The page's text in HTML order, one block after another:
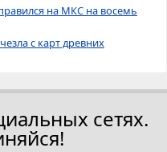
на МКС на восемь
с карт древних
сетях.